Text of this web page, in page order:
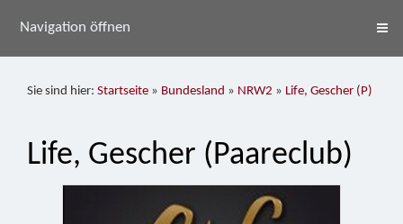
Navigation öffnen
Sie sind hier: Startseite » Bundesland » NRW2 » Life, Gescher (P)
Life, Gescher (Paareclub)